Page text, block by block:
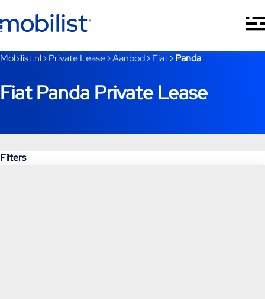
Je bent nu voorbij het hoofdmenu
Mobilist.nl Private Lease Aanbod Fiat Panda
Fiat Panda Private Lease
Filters